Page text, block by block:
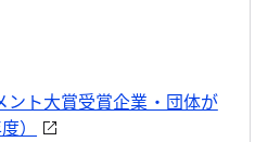
ント大賞受賞企業・団体が
）